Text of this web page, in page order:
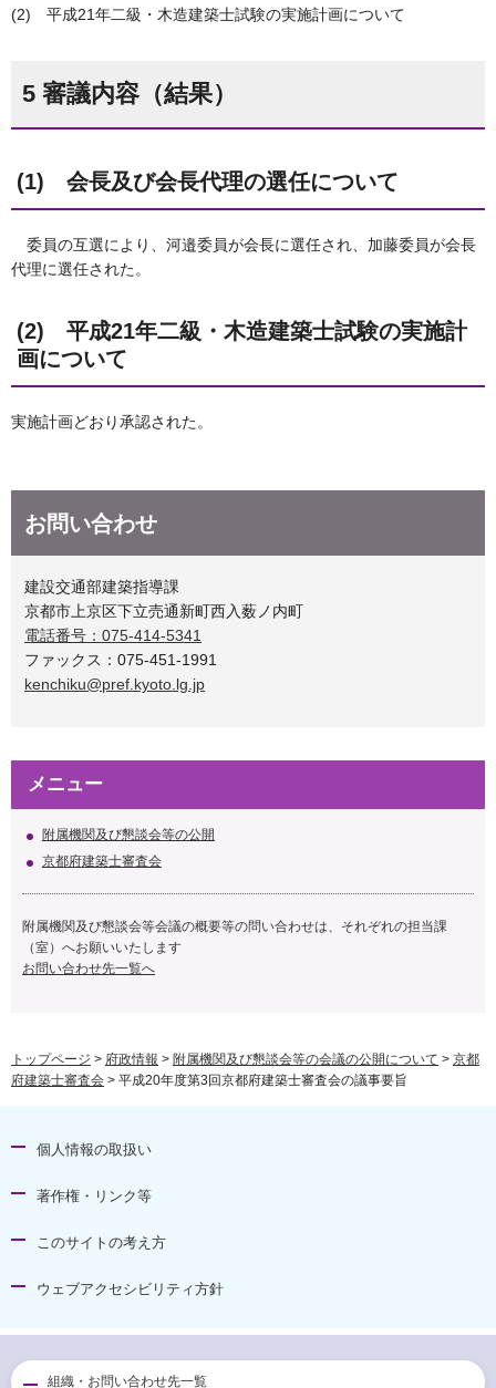
(2) 平成21年二級・木造建築士試験の実施計画について
5 審議内容（結果）
(1) 会長及び会長代理の選任について
委員の互選により、河邉委員が会長に選任され、加藤委員が会長
代理に選任された。
(2) 平成21年二級・木造建築士試験の実施計
画について
実施計画どおり承認された。
お問い合わせ
建設交通部建築指導課
京都市上京区下立売通新町西入薮ノ内町
電話番号：075-414-5341
ファックス：075-451-1991
kenchiku@pref.kyoto.lg.jp
メニュー
附属機関及び懇談会等の公開
京都府建築士審査会
附属機関及び懇談会等会議の概要等の問い合わせは、それぞれの担当課
（室）へお願いいたします
お問い合わせ先一覧へ
トップページ > 府政情報 > 附属機関及び懇談会等の会議の公開について > 京都
府建築士審査会 > 平成20年度第3回京都府建築士審査会の議事要旨
個人情報の取扱い
著作権・リンク等
このサイトの考え方
ウェブアクセシビリティ方針
組織・お問い合わせ先一覧